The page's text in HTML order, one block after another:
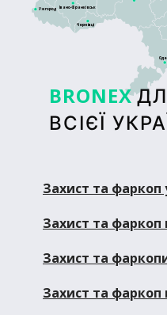
BRONEX
ВСІЄЇ
Ужгород
Чернівці
Івано-Франківськ
Захист та фаркоп
Захист та фаркоп
Захист та
Захист та фаркоп